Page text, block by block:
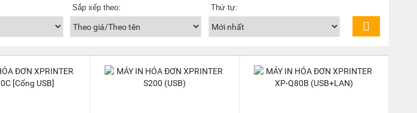
Sắp xếp theo: Thứ tự: